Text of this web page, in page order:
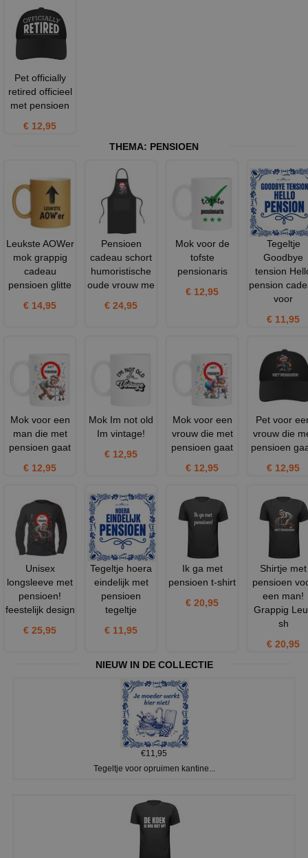
Pet officially
retired officieel
met pensioen
€ 12,95
THEMA: PENSIOEN
Leukste AOWer
mok grappig
cadeau
pensioen glitte
€ 14,95
Pensioen
cadeau schort
humoristische
oude vrouw me
€ 24,95
Mok voor de
tofste
pensionaris
€ 12,95
Tegeltje
Goodbye
tension
pension
voor
€ 11,95
Mok voor een
man die met
pensioen gaat
€ 12,95
Mok Im not old
Im vintage!
€ 12,95
Mok voor een
vrouw die met
pensioen gaat
€ 12,95
Pet voor
vrouw die
pensioen
€ 12,95
Unisex
longsleeve met
pensioen!
feestelijk design
€ 25,95
Tegeltje hoera
eindelijk met
pensioen
tegeltje
€ 11,95
Ik ga met
pensioen t-shirt
€ 20,95
Shirtje met
pensioen
een man!
Grappig
sh
€ 20,95
NIEUW IN DE COLLECTIE
€11,95
Tegeltje voor opruimen kantine...